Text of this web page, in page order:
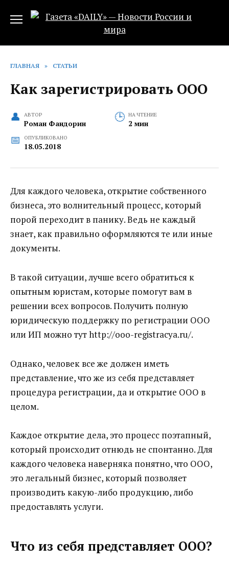
ГЛАВНАЯ » СТАТЬИ
Как зарегистрировать ООО
АВТОР
Роман Фандорин
НА ЧТЕНИЕ
2 мин
ОПУБЛИКОВАНО
18.05.2018
Для каждого человека, открытие собственного
бизнеса, это волнительный процесс, который
порой переходит в панику. Ведь не каждый
знает, как правильно оформляются те или иные
документы.
В такой ситуации, лучше всего обратиться к
опытным юристам, которые помогут вам в
решении всех вопросов. Получить полную
юридическую поддержку по регистрации ООО
или ИП можно тут http://ooo-registracya.ru/.
Однако, человек все же должен иметь
представление, что же из себя представляет
процедура регистрации, да и открытие ООО в
целом.
Каждое открытие дела, это процесс поэтапный,
который происходит отнюдь не спонтанно. Для
каждого человека наверняка понятно, что ООО,
это легальный бизнес, который позволяет
производить какую-либо продукцию, либо
предоставлять услуги.
Что из себя представляет ООО?